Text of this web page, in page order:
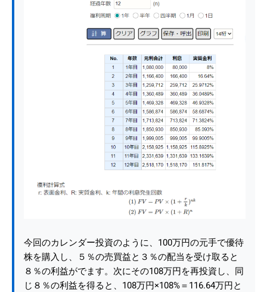
今回のカレンダー投資のように、100万円の元手で優待
株を購入し、５％の売買益と３％の配当を受け取ると
８％の利益がでます。次にその108万円を再投資し、同
じ８％の利益を得ると、108万円×108%＝116.64万円と